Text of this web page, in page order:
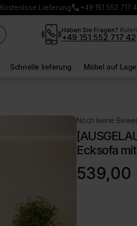
Kostenlose Lieferungcall+49 151 552 717
Haben Sie Fragen?
+49 151 552 717 42
Schnelle lieferung Möbel auf
Noch keine
Ecksofa
Preis
539,00
Aktueller
Preis